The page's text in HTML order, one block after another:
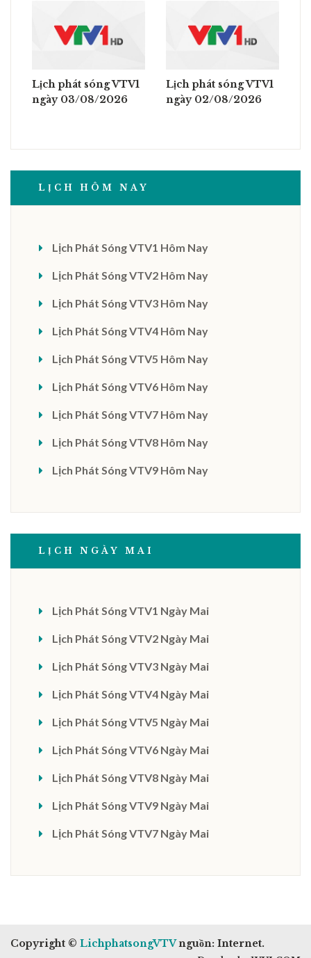
Lịch phát sóng VTV1
ngày 03/08/2026
Lịch phát sóng VTV1
ngày 02/08/2026
LỊCH HÔM NAY
Lịch Phát Sóng VTV1 Hôm Nay
Lịch Phát Sóng VTV2 Hôm Nay
Lịch Phát Sóng VTV3 Hôm Nay
Lịch Phát Sóng VTV4 Hôm Nay
Lịch Phát Sóng VTV5 Hôm Nay
Lịch Phát Sóng VTV6 Hôm Nay
Lịch Phát Sóng VTV7 Hôm Nay
Lịch Phát Sóng VTV8 Hôm Nay
Lịch Phát Sóng VTV9 Hôm Nay
LỊCH NGÀY MAI
Lịch Phát Sóng VTV1 Ngày Mai
Lịch Phát Sóng VTV2 Ngày Mai
Lịch Phát Sóng VTV3 Ngày Mai
Lịch Phát Sóng VTV4 Ngày Mai
Lịch Phát Sóng VTV5 Ngày Mai
Lịch Phát Sóng VTV6 Ngày Mai
Lịch Phát Sóng VTV8 Ngày Mai
Lịch Phát Sóng VTV9 Ngày Mai
Lịch Phát Sóng VTV7 Ngày Mai
Copyright © LichphatsongVTVnguồn: Internet.